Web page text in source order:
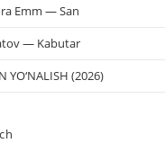
Emm — San
— Kabutar
YO‘NALISH (2026)